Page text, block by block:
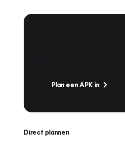
Plan een APK in
Direct plannen